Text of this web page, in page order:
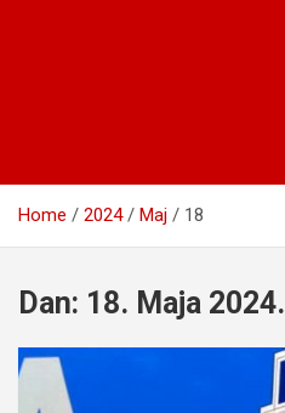
Home 2024 Maj 18
Dan: 18. Maja 2024.